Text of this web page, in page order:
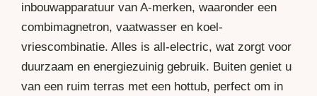
inbouwapparatuur van A-merken, waaronder een
combimagnetron, vaatwasser en koel-
vriescombinatie. Alles is all-electric, wat zorgt voor
duurzaam en energiezuinig gebruik. Buiten geniet u
van een ruim terras met een hottub, perfect om in